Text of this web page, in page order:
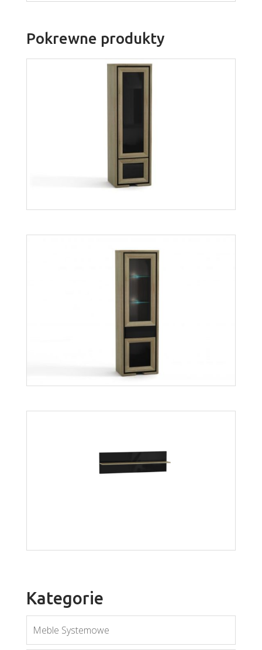
Pokrewne produkty
Orion OS2
Więcej
Kategorie
Meble Systemowe